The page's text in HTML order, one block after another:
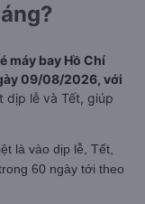
máy bay Hồ Chí
09/08/2026, với
dịp lễ và Tết, giúp
là vào dịp lễ, Tết,
60 ngày tới theo